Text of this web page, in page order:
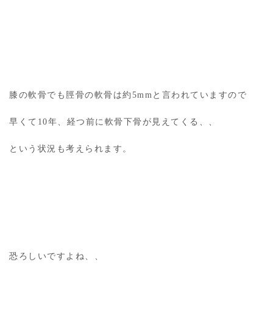
膝の軟骨でも脛骨の軟骨は約5mmと言われていますので
早くて10年、経つ前に軟骨下骨が見えてくる、、
という状況も考えられます。
恐ろしいですよね、、